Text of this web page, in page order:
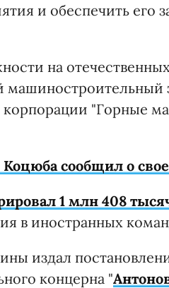
и обеспечить его
на отечественных
"Горные
сообщил о
1 млн 408
в иностранных
издал
концерна "